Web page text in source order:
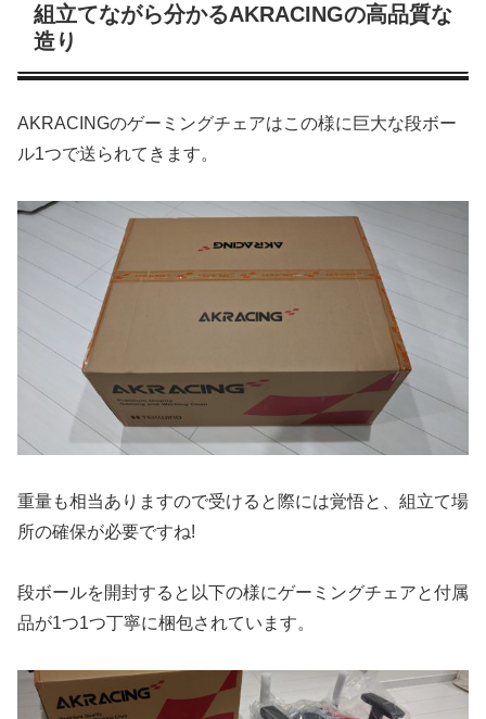
組立てながら分かるAKRACINGの高品質な
造り
AKRACINGのゲーミングチェアはこの様に巨大な段ボー
ル1つで送られてきます。
重量も相当ありますので受けると際には覚悟と、組立て場
所の確保が必要ですね!
段ボールを開封すると以下の様にゲーミングチェアと付属
品が1つ1つ丁寧に梱包されています。